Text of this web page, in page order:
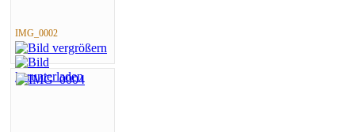
IMG_0002